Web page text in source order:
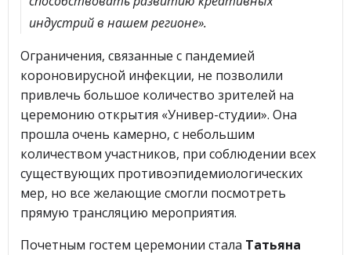
индустрий в нашем регионе».
Ограничения, связанные с пандемией
короновирусной инфекции, не позволили
привлечь большое количество зрителей на
церемонию открытия «Универ-студии». Она
прошла очень камерно, с небольшим
количеством участников, при соблюдении всех
существующих противоэпидемиологических
мер, но все желающие смогли посмотреть
прямую трансляцию мероприятия.
Почетным гостем церемонии стала Татьяна